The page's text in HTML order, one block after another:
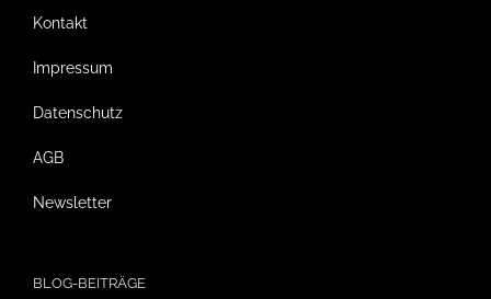
Kontakt
Impressum
Datenschutz
AGB
Newsletter
BLOG-BEITRÄGE